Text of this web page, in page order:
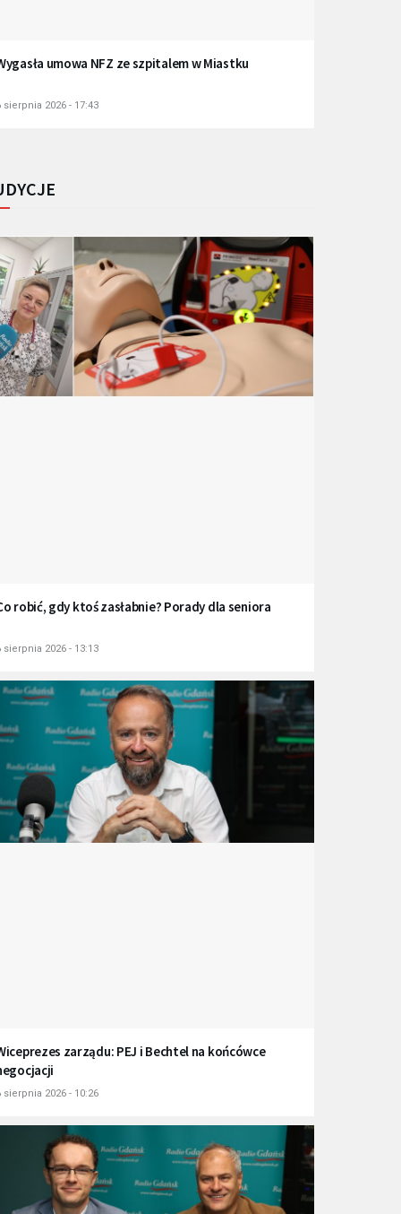
umowa NFZ ze szpitalem w Miastku
sierpnia 2026 - 17:43
robić, gdy ktoś zasłabnie? Porady dla seniora
sierpnia 2026 - 13:13
zarządu: PEJ i Bechtel na końcówce
sierpnia 2026 - 10:26